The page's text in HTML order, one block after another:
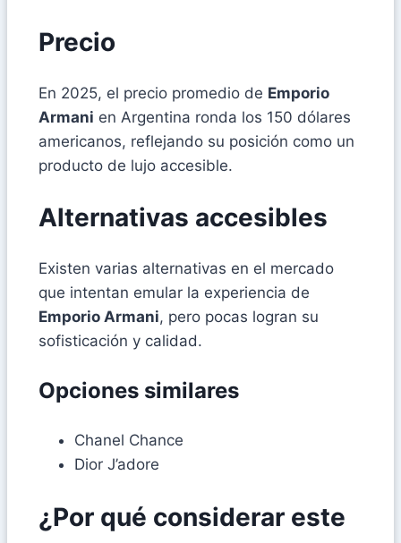
Precio
En 2025, el precio promedio de Emporio
Armani en Argentina ronda los 150 dólares
americanos, reflejando su posición como un
producto de lujo accesible.
Alternativas accesibles
Existen varias alternativas en el mercado
que intentan emular la experiencia de
Emporio Armani, pero pocas logran su
sofisticación y calidad.
Opciones similares
Chanel Chance
Dior J’adore
¿Por qué considerar este